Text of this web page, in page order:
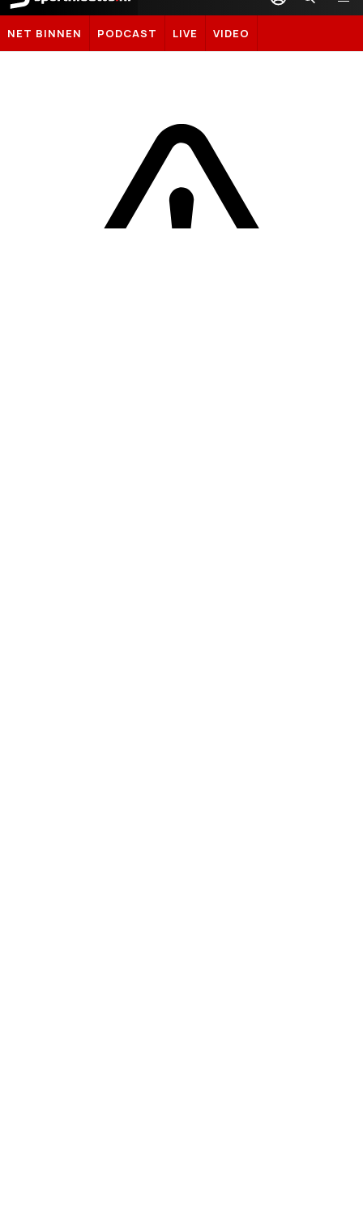
Sportnieuws.nl
NET BINNEN PODCAST LIVE VIDEO